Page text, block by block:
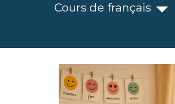
Cours de français